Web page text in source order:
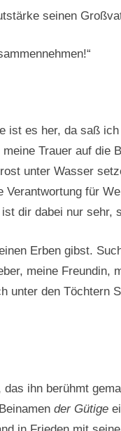
seinen
es her, da saß
Trauer auf die
unter Wasser
für
dir dabei nur sehr,
Erben gibst.
meine Freundin,
unter den Töchtern
ihn berühmt
der Gütige